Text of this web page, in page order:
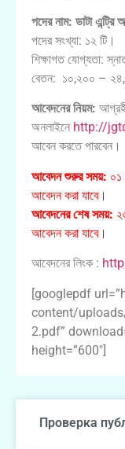
পদের নাম: ডাটা এন্ট্রি
পদের সংখ্যা: ১২ টি।
শিক্ষাগত যোগ্যতা:
বেতন: ১০,২০০ –
আবেদনের নিয়ম: আগ্রহী
অনলাইনে http://
আবেন করতে পারবেন।
আবেদন শুরুর সময়: ০১
আবেদন করা যাবে।
আবেদনের শেষ সময়:
আবেদন করা যাবে।
আবেদনের লিংক :
[googlepdf
content/
2.pdf”
height=”600″]
Проверка